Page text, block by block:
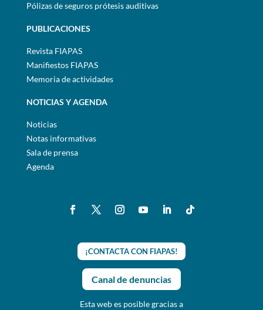
Pólizas de seguros prótesis auditivas
PUBLICACIONES
Revista FIAPAS
Manifiestos FIAPAS
Memoria de actividades
NOTICIAS Y AGENDA
Noticias
Notas informativas
Sala de prensa
Agenda
¡CONTACTA CON FIAPAS!
Canal de denuncias
Esta web es posible gracias a